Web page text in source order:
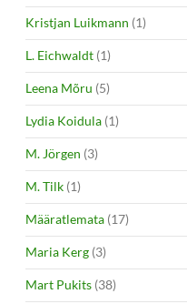
Kristjan Luikmann (1)
L. Eichwaldt (1)
Leena Mõru (5)
Lydia Koidula (1)
M. Jörgen (3)
M. Tilk (1)
Määratlemata (17)
Maria Kerg (3)
Mart Pukits (38)